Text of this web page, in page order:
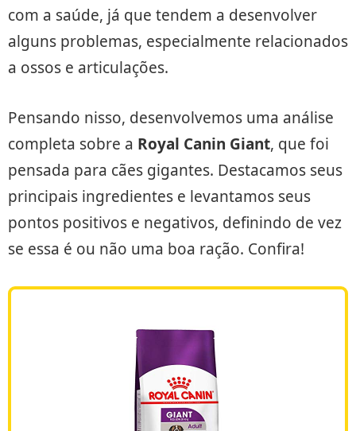
com a saúde, já que tendem a desenvolver
alguns problemas, especialmente relacionados
a ossos e articulações.
Pensando nisso, desenvolvemos uma análise
completa sobre a Royal Canin Giant, que foi
pensada para cães gigantes. Destacamos seus
principais ingredientes e levantamos seus
pontos positivos e negativos, definindo de vez
se essa é ou não uma boa ração. Confira!